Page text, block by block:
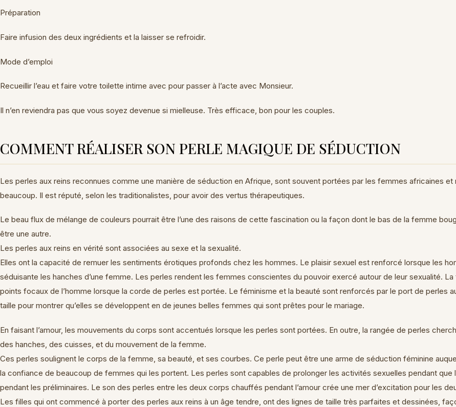
Préparation
Faire infusion des deux ingrédients et la laisser se refroidir.
Mode d’emploi
Recueillir l’eau et faire votre toilette intime avec pour passer à l’acte avec Monsieur.
Il n’en reviendra pas que vous soyez devenue si mielleuse. Très efficace, bon pour les couples.
COMMENT RÉALISER SON PERLE MAGIQUE DE SÉDUCTION
Les perles aux reins reconnues comme une manière de séduction en Afrique, sont souvent portées par les femmes africaines
beaucoup. Il est réputé, selon les traditionalistes, pour avoir des vertus thérapeutiques.
Le beau flux de mélange de couleurs pourrait être l’une des raisons de cette fascination ou la façon dont le bas de la femme
être une autre.
Les perles aux reins en vérité sont associées au sexe et la sexualité.
Elles ont la capacité de remuer les sentiments érotiques profonds chez les hommes. Le plaisir sexuel est renforcé lorsque les
séduisante les hanches d’une femme. Les perles rendent les femmes conscientes du pouvoir exercé autour de leur sexualité.
points focaux de l’homme lorsque la corde de perles est portée. Le féminisme et la beauté sont renforcés par le port de perles
taille pour montrer qu’elles se développent en de jeunes belles femmes qui sont prêtes pour le mariage.
En faisant l’amour, les mouvements du corps sont accentués lorsque les perles sont portées. En outre, la rangée de perles
des hanches, des cuisses, et du mouvement de la femme.
Ces perles soulignent le corps de la femme, sa beauté, et ses courbes. Ce perle peut être une arme de séduction féminine
la confiance de beaucoup de femmes qui les portent. Les perles sont capables de prolonger les activités sexuelles pendant
pendant les préliminaires. Le son des perles entre les deux corps chauffés pendant l’amour crée une mer d’excitation pour les
Les filles qui ont commencé à porter des perles aux reins à un âge tendre, ont des lignes de taille très parfaites et dessinées,